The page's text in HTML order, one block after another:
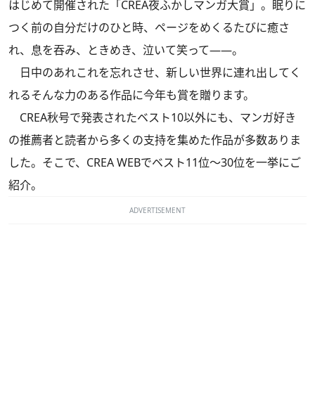
はじめて開催された「CREA夜ふかしマンガ大賞」。眠りに
つく前の自分だけのひと時、ページをめくるたびに癒さ
れ、息を吞み、ときめき、泣いて笑って――。
日中のあれこれを忘れさせ、新しい世界に連れ出してく
れるそんな力のある作品に今年も賞を贈ります。
CREA秋号で発表されたベスト10以外にも、マンガ好き
の推薦者と読者から多くの支持を集めた作品が多数ありま
した。そこで、CREA WEBでベスト11位～30位を一挙にご
紹介。
ADVERTISEMENT